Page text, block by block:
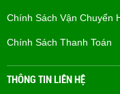
Chính Sách Vận Chuyển
Chính Sách Thanh Toán
THÔNG TIN LIÊN HỆ